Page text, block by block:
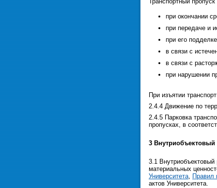
при окончании
при передаче и
при его
в связи с
в связи с
при нарушении
При изъятии
2.4.4 Движение по
2.4.5 Парковка
пропусках, в
3
3.1
материальных
Университета, Правил
актов Университета.